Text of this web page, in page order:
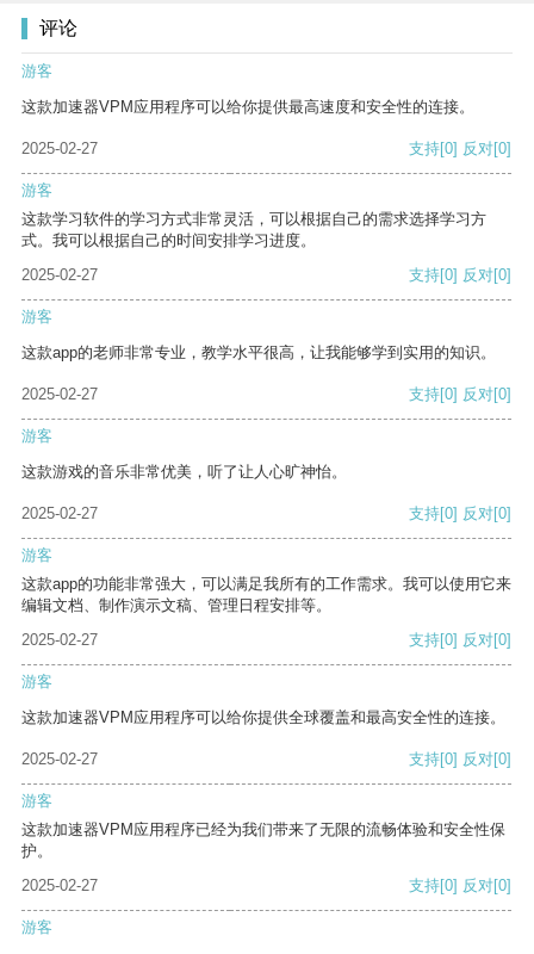
评论
游客
这款加速器VPM应用程序可以给你提供最高速度和安全性的连接。
2025-02-27 支持[0] 反对[0]
游客
这款学习软件的学习方式非常灵活，可以根据自己的需求选择学习方
式。我可以根据自己的时间安排学习进度。
2025-02-27
支持[0] 反对[0]
游客
这款app的老师非常专业，教学水平很高，让我能够学到实用的知识。
2025-02-27 支持[0] 反对[0]
游客
这款游戏的音乐非常优美，听了让人心旷神怡。
2025-02-27 支持[0] 反对[0]
游客
这款app的功能非常强大，可以满足我所有的工作需求。我可以使用它来
编辑文档、制作演示文稿、管理日程安排等。
2025-02-27
支持[0] 反对[0]
游客
这款加速器VPM应用程序可以给你提供全球覆盖和最高安全性的连接。
2025-02-27 支持[0] 反对[0]
游客
这款加速器VPM应用程序已经为我们带来了无限的流畅体验和安全性保
护。
2025-02-27
支持[0] 反对[0]
游客